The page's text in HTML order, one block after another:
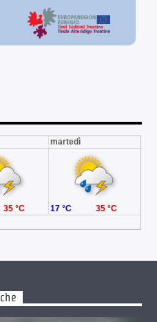
martedì
35 °C 17 °C 35 °C